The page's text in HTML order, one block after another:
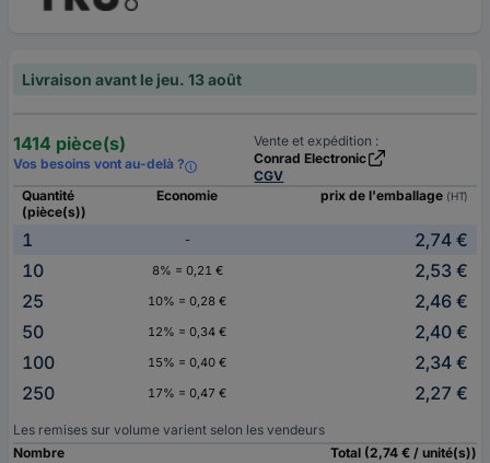
Livraison avant le jeu. 13 août
1414 pièce(s)
Vos besoins vont au-delà ?
Vente et expédition :
Conrad Electronic
CGV
Quantité
(pièce(s))
Economie prix de l'emballage (HT)
1 -
2,74 €
10
8% = 0,21 €
2,53 €
25
10% = 0,28 €
2,46 €
50
12% = 0,34 €
2,40 €
100
15% = 0,40 €
2,34 €
250
17% = 0,47 € 2,27 €
Les remises sur volume varient selon les vendeurs
Nombre
Total (2,74 € / unité(s))